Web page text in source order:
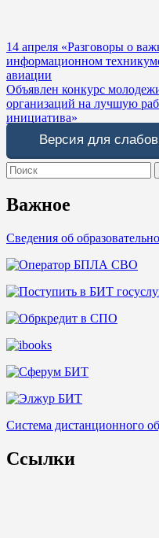
Навигация
по
записям
14 апреля «Разговоры о
информационном
авиации
Объявлен конкурс
организаций на лучшую
инициатива»
Версия для
Search
for:
Важное
Сведения об
Система дистанционного
Ссылки